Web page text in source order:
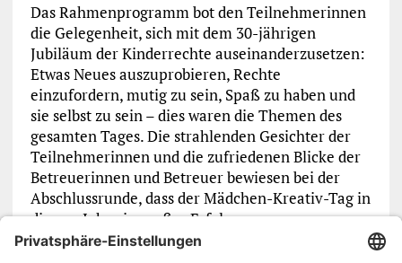
Das Rahmenprogramm bot den Teilnehmerinnen
die Gelegenheit, sich mit dem 30-jährigen
Jubiläum der Kinderrechte auseinanderzusetzen:
Etwas Neues auszuprobieren, Rechte
einzufordern, mutig zu sein, Spaß zu haben und
sie selbst zu sein – dies waren die Themen des
gesamten Tages. Die strahlenden Gesichter der
Teilnehmerinnen und die zufriedenen Blicke der
Betreuerinnen und Betreuer bewiesen bei der
Abschlussrunde, dass der Mädchen-Kreativ-Tag in
diesem Jahr ein großer Erfolg war.